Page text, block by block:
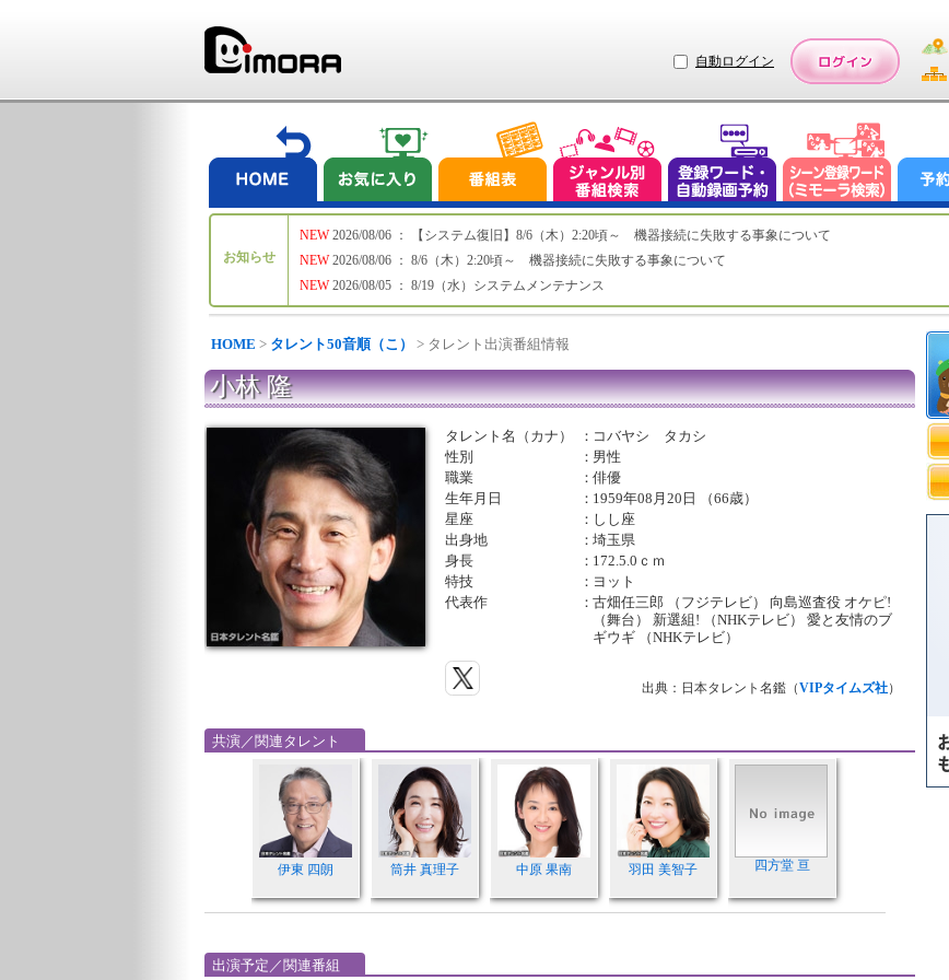
自動ログイン
お知らせ
NEW
NEW
NEW
2026/08/06 ： 【システム復旧】8/6（木）2:20頃～ 機器接続に失敗する事象について
2026/08/06 ： 8/6（木）2:20頃～ 機器接続に失敗する事象について
2026/08/05 ： 8/19（水）システムメンテナンス
HOME > タレント50音順（こ） > タレント出演番組情報
小林 隆
タレント名（カナ） ： コバヤシ タカシ
性別
： 男性
職業
：俳優
生年月日
： 1959年08月20日 （66歳）
星座
： しし座
出身地
：埼玉県
身長
： 172.5.0ｃｍ
特技
： ヨット
代表作
：古畑任三郎 （フジテレビ） 向島巡査役 オケピ!
（舞台） 新選組! （NHKテレビ） 愛と友情のブ
ギウギ （NHKテレビ）
出典：日本タレント名鑑（VIPタイムズ社）
共演／関連タレント
伊東 四朗 筒井 真理子 中原 果南 羽田 美智子 四方堂 亘
出演予定／関連番組